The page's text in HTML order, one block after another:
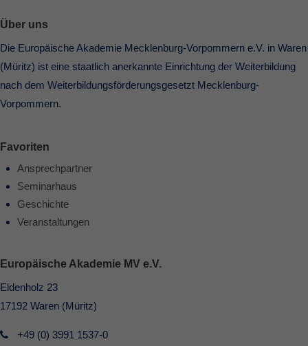
Über uns
Die Europäische Akademie Mecklenburg-Vorpommern e.V. in Waren
(Müritz) ist eine staatlich anerkannte Einrichtung der Weiterbildung
nach dem Weiterbildungsförderungsgesetzt Mecklenburg-
Vorpommern.
Favoriten
Ansprechpartner
Seminarhaus
Geschichte
Veranstaltungen
Europäische Akademie MV e.V.
Eldenholz 23
17192 Waren (Müritz)
+49 (0) 3991 1537-0